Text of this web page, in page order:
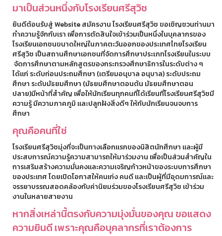
มาเป็นส่วนหนึ่งกับโรงเรียนศรีสุวิช
ยินดีต้อนรับสู่ Website สมัครงาน โรงเรียนศรีสุวิช ขอเชิญชวนท่านมา
ทำความรู้จักกับเรา เพื่อการตัดสินใจเข้าร่วมเป็นหนึ่งในบุคลากรของ
โรงเรียนเอกชนขนาดใหญ่ในภาคตะวันออกของประเทศไทยโรงเรียน
ศรีสุวิช เป็นสถานศึกษาเอกชนที่จัดการศึกษาประเภทโรงเรียนในระบบ
จัดการศึกษาตามหลักสูตรของกระทรวงศึกษาธิการในระดับต่าง ๆ
ได้แก่ ระดับก่อนประถมศึกษา (เตรียมอนุบาล อนุบาล) ระดับประถม
ศึกษา ระดับมัธยมศึกษา (มัธยมศึกษาตอนต้น มัธยมศึกษาตอน
ปลาย)มีหน้าที่สำคัญ เพื่อให้นักเรียนทุกคนที่ได้เรียนที่โรงเรียนศรีสุวิชมี
ความรู้ มีความภาคภูมิ และปลูกฝังสิ่งดีๆ ให้กับนักเรียนจนจบการ
ศึกษา
คุณคือคนที่ใช่
โรงเรียนศรีสุวิชมุ่งที่จะเป็นทางเลือกแรกของนิสิตนักศึกษา และผู้มี
ประสบการณ์ความรู้ความสามารถให้มาร่วมงาน เพื่อเป็นส่วนสำคัญใน
การเสริมสร้างความมั่นคงและความเจริญก้าวหน้าของระบบการศึกษา
ของประเทศ โดยเปิดโอกาสให้คนเก่ง คนดี และเป็นผู้ที่มีอุดมการณ์และ
จรรยาบรรณสอดคล้องกับค่านิยมร่วมของโรงเรียนศรีสุวิช เข้าร่วม
งานในหลายสายงาน
หากสิ่งเหล่านี้ตรงกับความมุ่งมั่นของคุณ ขอแสดง
ความยินดี เพราะคุณคือบุคลากรที่เราต้องการ